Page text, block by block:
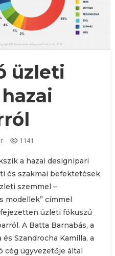
üzleti
1141
a hazai designipari
és szakmai befektetések
szemmel –
modellek” címmel
üzleti fókuszú
A Batta Barnabás, a
Szandrocha Kamilla, a
cég ügyvezetője által